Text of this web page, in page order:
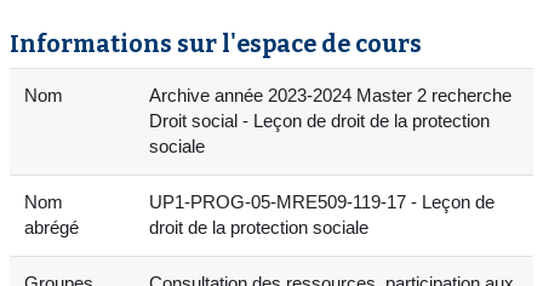
Informations sur l'espace de cours
Nom
Archive année 2023-2024 Master 2 recherche
Droit social - Leçon de droit de la protection
sociale
Nom
abrégé
UP1-PROG-05-MRE509-119-17 - Leçon de
droit de la protection sociale